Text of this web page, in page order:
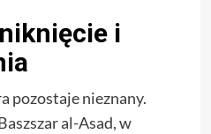
i
pozostaje nieznany.
al-Asad, w